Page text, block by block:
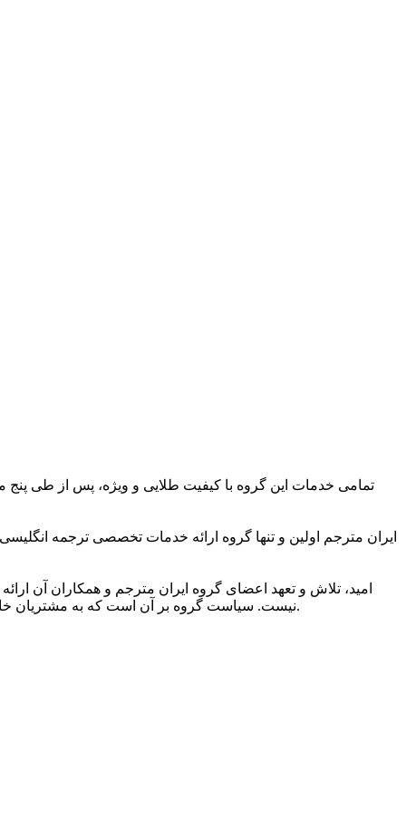
تمامی خدمات این گروه با کیفیت طلایی و ویژه، پس از طی پنج
ایران مترجم اولین و تنها گروه ارائه خدمات تخصصی ترجمه
امید، تلاش و تعهد اعضای گروه ایران مترجم و همکاران آن
نیست. سیاست گروه بر آن است که به مشتریان خاصی ارائه خدمات کند که به کیفیت ویژه ترجمه و شیوایی زبانی آن اهمیت می دهند و دریافت خدمات ترجمه برتر را حق مسلم خود می دانند.